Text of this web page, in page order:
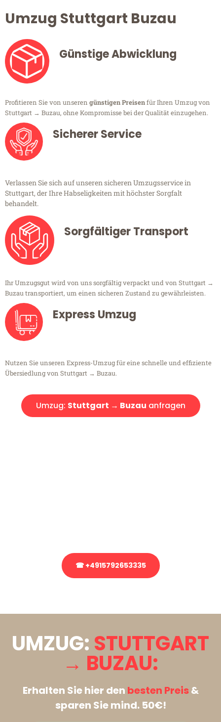
Umzug Stuttgart Buzau
Günstige Abwicklung
Profitieren Sie von unseren günstigen Preisenfür Ihren Umzug von
Stuttgart → Buzau, ohne Kompromisse bei der Qualität einzugehen.
Sicherer Service
Verlassen Sie sich auf unseren sicheren Umzugsservice in
Stuttgart, der Ihre Habseligkeiten mit höchster Sorgfalt
behandelt.
Sorgfältiger Transport
Ihr Umzugsgut wird von uns sorgfältig verpackt und von Stuttgart →
Buzau transportiert, um einen sicheren Zustand zu gewährleisten.
Express Umzug
Nutzen Sie unseren Express-Umzug für eine schnelle und effiziente
Übersiedlung von Stuttgart → Buzau.
Umzug: Stuttgart → Buzau anfragen
☎ +4915792653335
UMZUG: STUTTGART
→ BUZAU:
Erhalten Sie hier den besten Preis&
sparen Sie mind. 50€!